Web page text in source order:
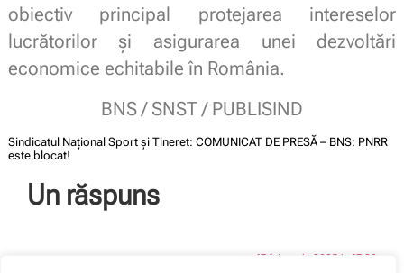
obiectiv principal protejarea intereselor
lucrătorilor și asigurarea unei dezvoltări
economice echitabile în România.
BNS / SNST / PUBLISIND
Sindicatul Național Sport și Tineret: COMUNICAT DE PRESĂ – BNS: PNRR
este blocat!
Un răspuns
17 februarie 2025 la 17:20